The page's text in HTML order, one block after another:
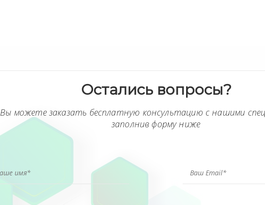
Остались вопросы?
Вы можете заказать бесплатную консультацию с нашими
заполнив форму ниже